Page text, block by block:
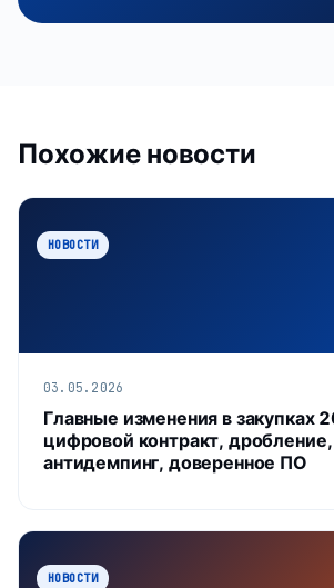
Похожие новости
НОВОСТИ
03.05.2026
Главные изменения в закупках
цифровой контракт, дробление,
антидемпинг, доверенное ПО
НОВОСТИ